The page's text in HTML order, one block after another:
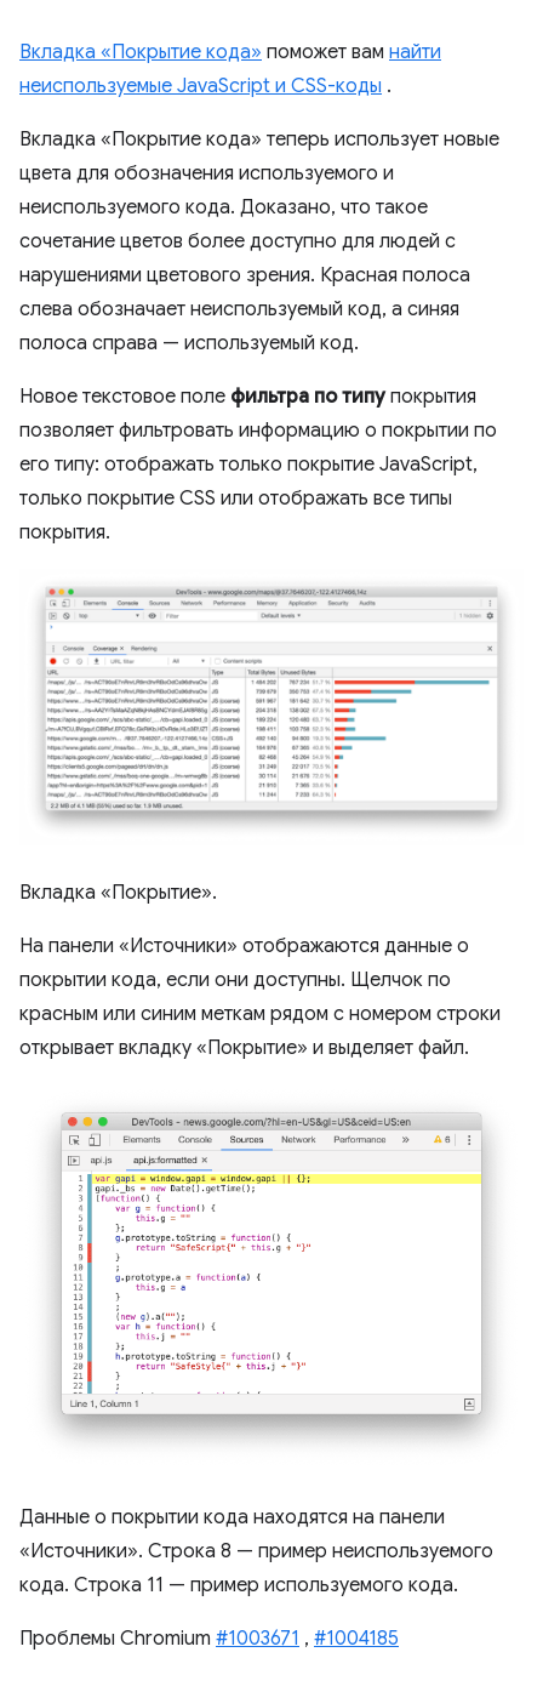
Вкладка «Покрытие кода» поможет вам найти
неиспользуемые JavaScript и CSS-коды .
Вкладка «Покрытие кода» теперь использует новые
цвета для обозначения используемого и
неиспользуемого кода. Доказано, что такое
сочетание цветов более доступно для людей с
нарушениями цветового зрения. Красная полоса
слева обозначает неиспользуемый код, а синяя
полоса справа — используемый код.
Новое текстовое поле фильтра по типупокрытия
позволяет фильтровать информацию о покрытии по
его типу: отображать только покрытие JavaScript,
только покрытие CSS или отображать все типы
покрытия.
Вкладка «Покрытие».
На панели «Источники» отображаются данные о
покрытии кода, если они доступны. Щелчок по
красным или синим меткам рядом с номером строки
открывает вкладку «Покрытие» и выделяет файл.
Данные о покрытии кода находятся на панели
«Источники». Строка 8 — пример неиспользуемого
кода. Строка 11 — пример используемого кода.
Проблемы Chromium #1003671 , #1004185